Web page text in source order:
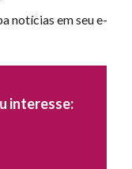
notícias em seu e-
interesse: